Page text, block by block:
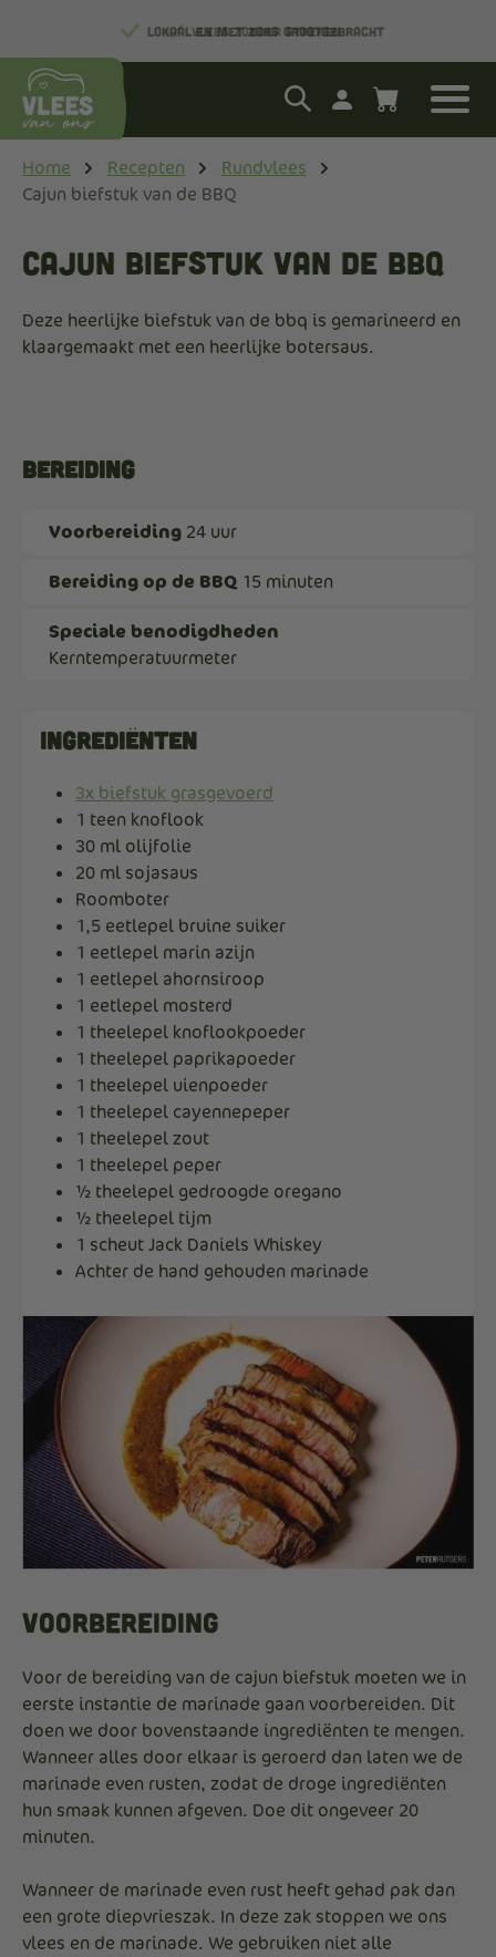
LOKAAL EN MET ZORG GROOTGEBRACHT
Home Recepten
Rundvlees
Cajun biefstuk van de BBQ
Cajun biefstuk van de BBQ
Deze heerlijke biefstuk van de bbq is gemarineerd en
klaargemaakt met een heerlijke botersaus.
Bereiding
Voorbereiding 24 uur
Bereiding op de BBQ 15 minuten
Speciale benodigdheden
Kerntemperatuurmeter
Ingrediënten
3x biefstuk grasgevoerd
1 teen knoflook
30 ml olijfolie
20 ml sojasaus
Roomboter
1,5 eetlepel bruine suiker
1 eetlepel marin azijn
1 eetlepel ahornsiroop
1 eetlepel mosterd
1 theelepel knoflookpoeder
1 theelepel paprikapoeder
1 theelepel uienpoeder
1 theelepel cayennepeper
1 theelepel zout
1 theelepel peper
½ theelepel gedroogde oregano
½ theelepel tijm
1 scheut Jack Daniels Whiskey
Achter de hand gehouden marinade
Voorbereiding
Voor de bereiding van de cajun biefstuk moeten we in
eerste instantie de marinade gaan voorbereiden. Dit
doen we door bovenstaande ingrediënten te mengen.
Wanneer alles door elkaar is geroerd dan laten we de
marinade even rusten, zodat de droge ingrediënten
hun smaak kunnen afgeven. Doe dit ongeveer 20
minuten.
Wanneer de marinade even rust heeft gehad pak dan
een grote diepvrieszak. In deze zak stoppen we ons
vlees en de marinade. We gebruiken niet alle